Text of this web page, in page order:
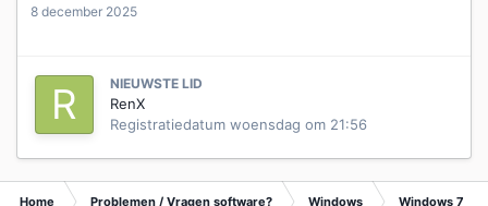
8 december 2025
NIEUWSTE LID
RenX
Registratiedatum woensdag om 21:56
Home Problemen / Vragen software? Windows Windows 7